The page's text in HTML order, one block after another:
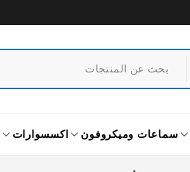
سماعات وميكروفون اكسسوارات